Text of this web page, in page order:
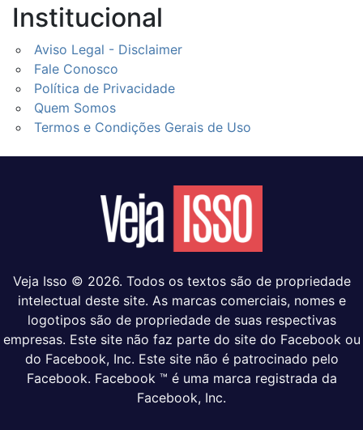
Institucional
Aviso Legal - Disclaimer
Fale Conosco
Política de Privacidade
Quem Somos
Termos e Condições Gerais de Uso
Veja Isso © 2026. Todos os textos são de propriedade
intelectual deste site. As marcas comerciais, nomes e
logotipos são de propriedade de suas respectivas
empresas. Este site não faz parte do site do Facebook ou
do Facebook, Inc. Este site não é patrocinado pelo
Facebook. Facebook ™ é uma marca registrada da
Facebook, Inc.